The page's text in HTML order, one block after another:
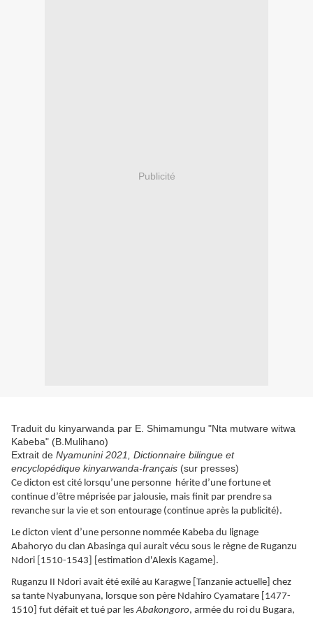
Publicité
Traduit du kinyarwanda par E. Shimamungu "Nta mutware witwa
Kabeba" (B.Mulihano)
Extrait de Nyamunini 2021, Dictionnaire bilingue et
encyclopédique kinyarwanda-français (sur presses)
Ce dicton est cité lorsqu’une personne hérite d’une fortune et
continue d’être méprisée par jalousie, mais finit par prendre sa
revanche sur la vie et son entourage (continue après la publicité).
Le dicton vient d’une personne nommée Kabeba du lignage
Abahoryo du clan Abasinga qui aurait vécu sous le règne de Ruganzu
Ndori [1510-1543] [estimation d'Alexis Kagame].
Ruganzu II Ndori avait été exilé au Karagwe [Tanzanie actuelle] chez
sa tante Nyabunyana, lorsque son père Ndahiro Cyamatare [1477-
1510] fut défait et tué par lesAbakongoro, armée du roi du Bugara,